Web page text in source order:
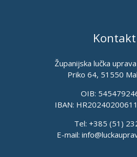
Kontakt
Županijska lučka
Priko 64, 51550
OIB:
IBAN:
Tel: +385 (51)
E-mail: